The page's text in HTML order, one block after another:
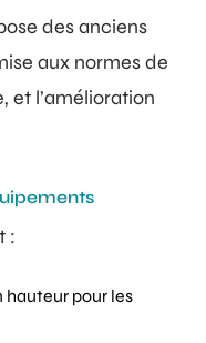
des anciens
aux normes de
et l’amélioration
:
hauteur pour les